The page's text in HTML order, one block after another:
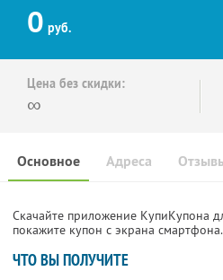
0 руб.
Цена без скидки:
∞
Основное Адреса
Скачайте приложение КупиКупона
покажите купон с экрана
ЧТО ВЫ ПОЛУЧИТЕ